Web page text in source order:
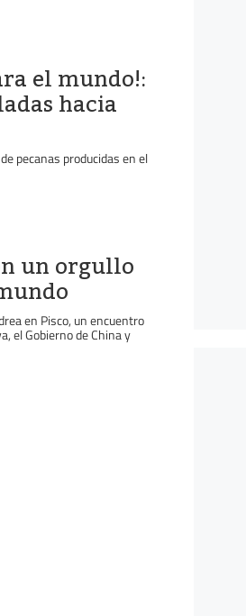
el mundo!:
hacia
pecanas producidas en el
un orgullo
en Pisco, un encuentro
el Gobierno de China y